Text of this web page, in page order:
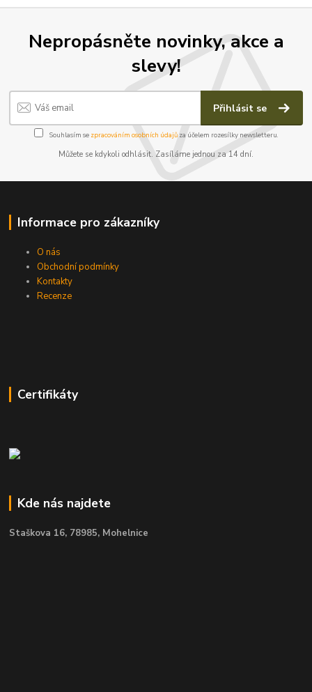
Nepropásněte novinky, akce a
slevy!
Přihlásit se
Souhlasím se zpracováním osobních údajůza účelem rozesílky newsletteru.
Můžete se kdykoli odhlásit. Zasíláme jednou za 14 dní.
Informace pro zákazníky
O nás
Obchodní podmínky
Kontakty
Recenze
Certifikáty
Kde nás najdete
Staškova 16, 78985, Mohelnice